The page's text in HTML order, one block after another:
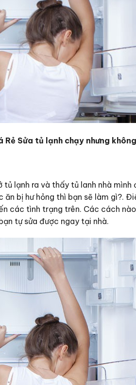
Rẻ Sửa tủ lạnh chạy nhưng
lạnh ra và thấy tủ lanh nhà
ăn bị hư hỏng thì bạn sẽ làm gì?.
các tình trạng trên. Các cách
tự sửa được ngay tại nhà.